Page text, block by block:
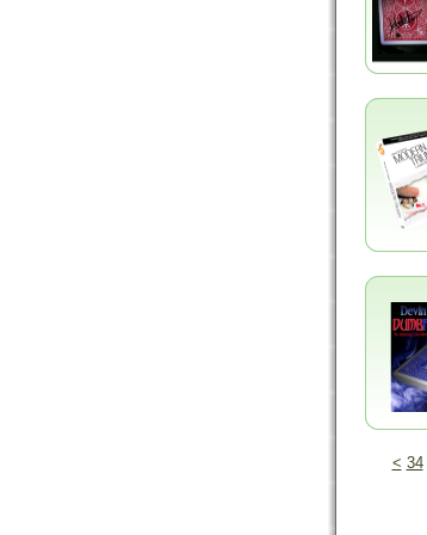
34
>